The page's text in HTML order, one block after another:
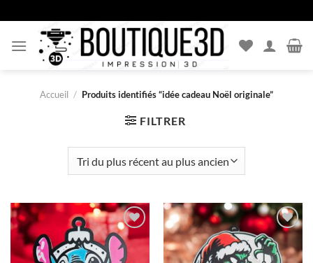
au
contenu
Accueil / Produits identifiés “idée cadeau Noël originale”
FILTRER
Ajouter
à la liste
d’envies
Ajouter
à la liste
d’envies